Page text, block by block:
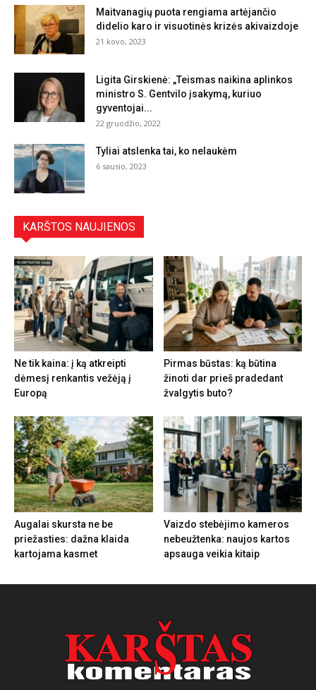
Maitvanagių puota rengiama artėjančio
didelio karo ir visuotinės krizės akivaizdoje
21 kovo, 2023
Ligita Girskienė: „Teismas naikina aplinkos
ministro S. Gentvilo įsakymą, kuriuo
gyventojai...
22 gruodžio, 2022
Tyliai atslenka tai, ko nelaukėm
6 sausio, 2023
KARŠTOS NAUJIENOS
Ne tik kaina: į ką atkreipti
dėmesį renkantis vežėją į
Europą
Pirmas būstas: ką būtina
žinoti dar prieš pradedant
žvalgytis buto?
Augalai skursta ne be
priežasties: dažna klaida
kartojama kasmet
Vaizdo stebėjimo kameros
nebeužtenka: naujos kartos
apsauga veikia kitaip